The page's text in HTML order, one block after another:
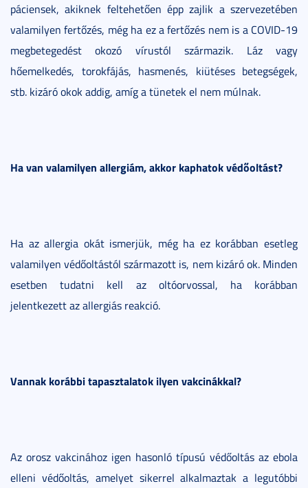
páciensek, akiknek feltehetően épp zajlik a szervezetében
valamilyen fertőzés, még ha ez a fertőzés nem is a COVID-19
megbetegedést okozó vírustól származik. Láz vagy
hőemelkedés, torokfájás, hasmenés, kiütéses betegségek,
stb. kizáró okok addig, amíg a tünetek el nem múlnak.
Ha van valamilyen allergiám, akkor kaphatok védőoltást?
Ha az allergia okát ismerjük, még ha ez korábban esetleg
valamilyen védőoltástól származott is, nem kizáró ok. Minden
esetben tudatni kell az oltóorvossal, ha korábban
jelentkezett az allergiás reakció.
Vannak korábbi tapasztalatok ilyen vakcinákkal?
Az orosz vakcinához igen hasonló típusú védőoltás az ebola
elleni védőoltás, amelyet sikerrel alkalmaztak a legutóbbi